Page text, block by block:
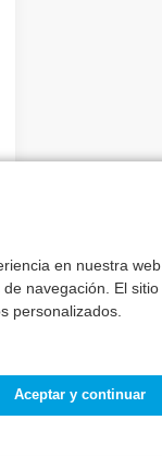
en nuestra web
navegación. El sitio
personalizados.
Aceptar y continuar